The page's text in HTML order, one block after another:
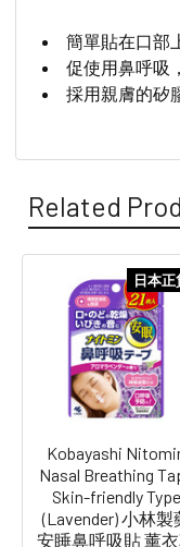
簡單貼在口部
促使用鼻呼吸
採用親膚的矽
Related
Related
Products
日本正
Kobayashi
Nasal Breathing
Skin-friendly Type
(Lavender) 小林製
安睡鼻呼吸貼 薰